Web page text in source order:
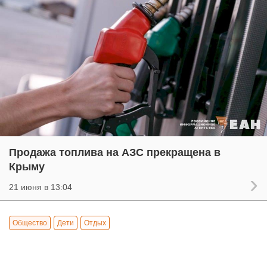
Продажа топлива на АЗС прекращена в
Крыму
21 июня в 13:04
Общество Дети Отдых